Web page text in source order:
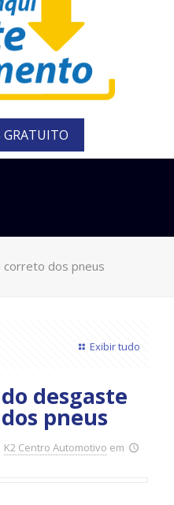
GRATUITO
correto dos pneus
Exibir tudo
desgaste
pneus
K2 Centro Automotivo em